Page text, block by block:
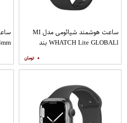
ساعت هوشمند شیائومی مدل MI
WHATCH Lite GLOBALl بند
۰